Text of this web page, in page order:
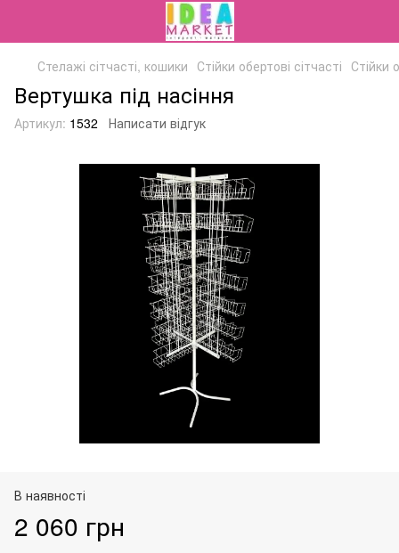
Стелажі сітчасті, кошики Стійки обертові сітчасті Стійки
Вертушка під насіння
Артикул: 1532 Написати відгук
В наявності
2 060 грн